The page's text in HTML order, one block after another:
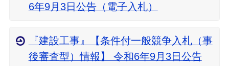
6年9月3日公告（電子入札）
『建設工事』【条件付一般競争入札（事
後審査型）情報】 令和6年9月3日公告